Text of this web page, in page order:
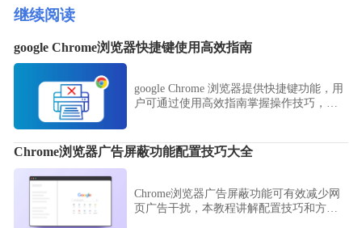
继续阅读
google Chrome浏览器快捷键使用高效指南
google Chrome 浏览器提供快捷键功能，用
户可通过使用高效指南掌握操作技巧，提
Chrome浏览器广告屏蔽功能配置技巧大全
Chrome浏览器广告屏蔽功能可有效减少网
页广告干扰，本教程讲解配置技巧和方